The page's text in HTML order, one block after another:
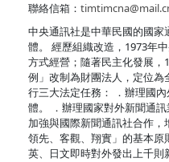
聯絡信箱：
中央通訊社是中華民國的國
體。 經歷組織改造，1973年
方式經營；隨著民主化發展，
例」改制為財團法人，定位
行三大法定任務： ．辦理國
體。 ．辦理國家對外新聞通
加強與國際新聞通訊社合作，
領先、客觀、翔實」的基本原
英、日文即時對外發出上千